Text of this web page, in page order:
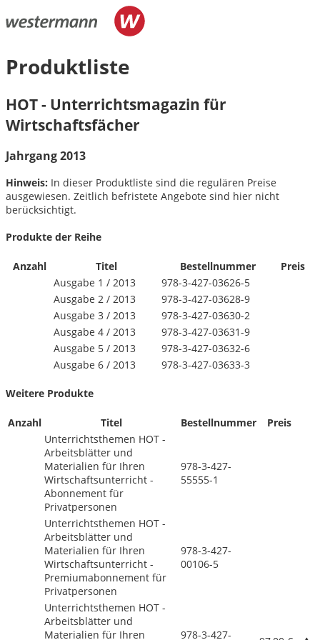
Produktliste
HOT - Unterrichtsmagazin für
Wirtschaftsfächer
Jahrgang 2013
Hinweis: In dieser Produktliste sind die regulären Preise
ausgewiesen. Zeitlich befristete Angebote sind hier nicht
berücksichtigt.
Produkte der Reihe
Anzahl Titel Bestellnummer
Preis
Ausgabe 1 / 2013
978-3-427-03626-5
Ausgabe 2 / 2013
978-3-427-03628-9
Ausgabe 3 / 2013
978-3-427-03630-2
Ausgabe 4 / 2013
978-3-427-03631-9
Ausgabe 5 / 2013
978-3-427-03632-6
Ausgabe 6 / 2013 978-3-427-03633-3
Weitere Produkte
Anzahl Titel Bestellnummer
Preis
Unterrichtsthemen HOT -
Arbeitsblätter und
Materialien für Ihren
Wirtschaftsunterricht -
Abonnement für
Privatpersonen
978-3-427-
55555-1
Unterrichtsthemen HOT -
Arbeitsblätter und
Materialien für Ihren
Wirtschaftsunterricht -
Premiumabonnement für
Privatpersonen
978-3-427-
00106-5
Unterrichtsthemen HOT -
Arbeitsblätter und
Materialien für Ihren
978-3-427-